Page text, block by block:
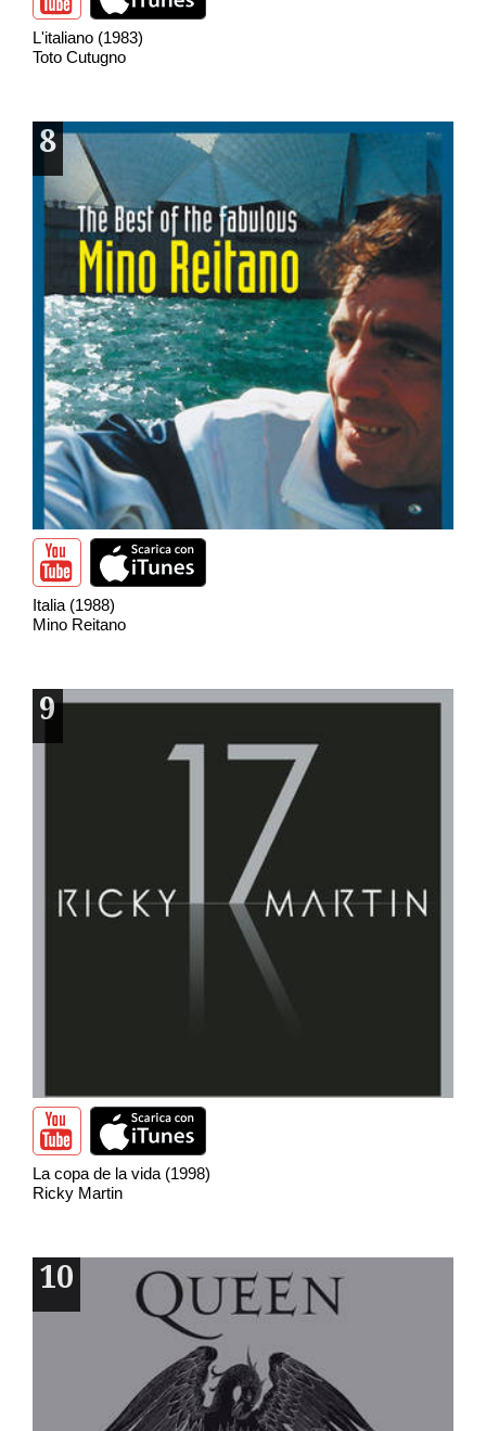
L'italiano (1983)
Toto Cutugno
8
Italia (1988)
Mino Reitano
9
La copa de la vida (1998)
Ricky Martin
10